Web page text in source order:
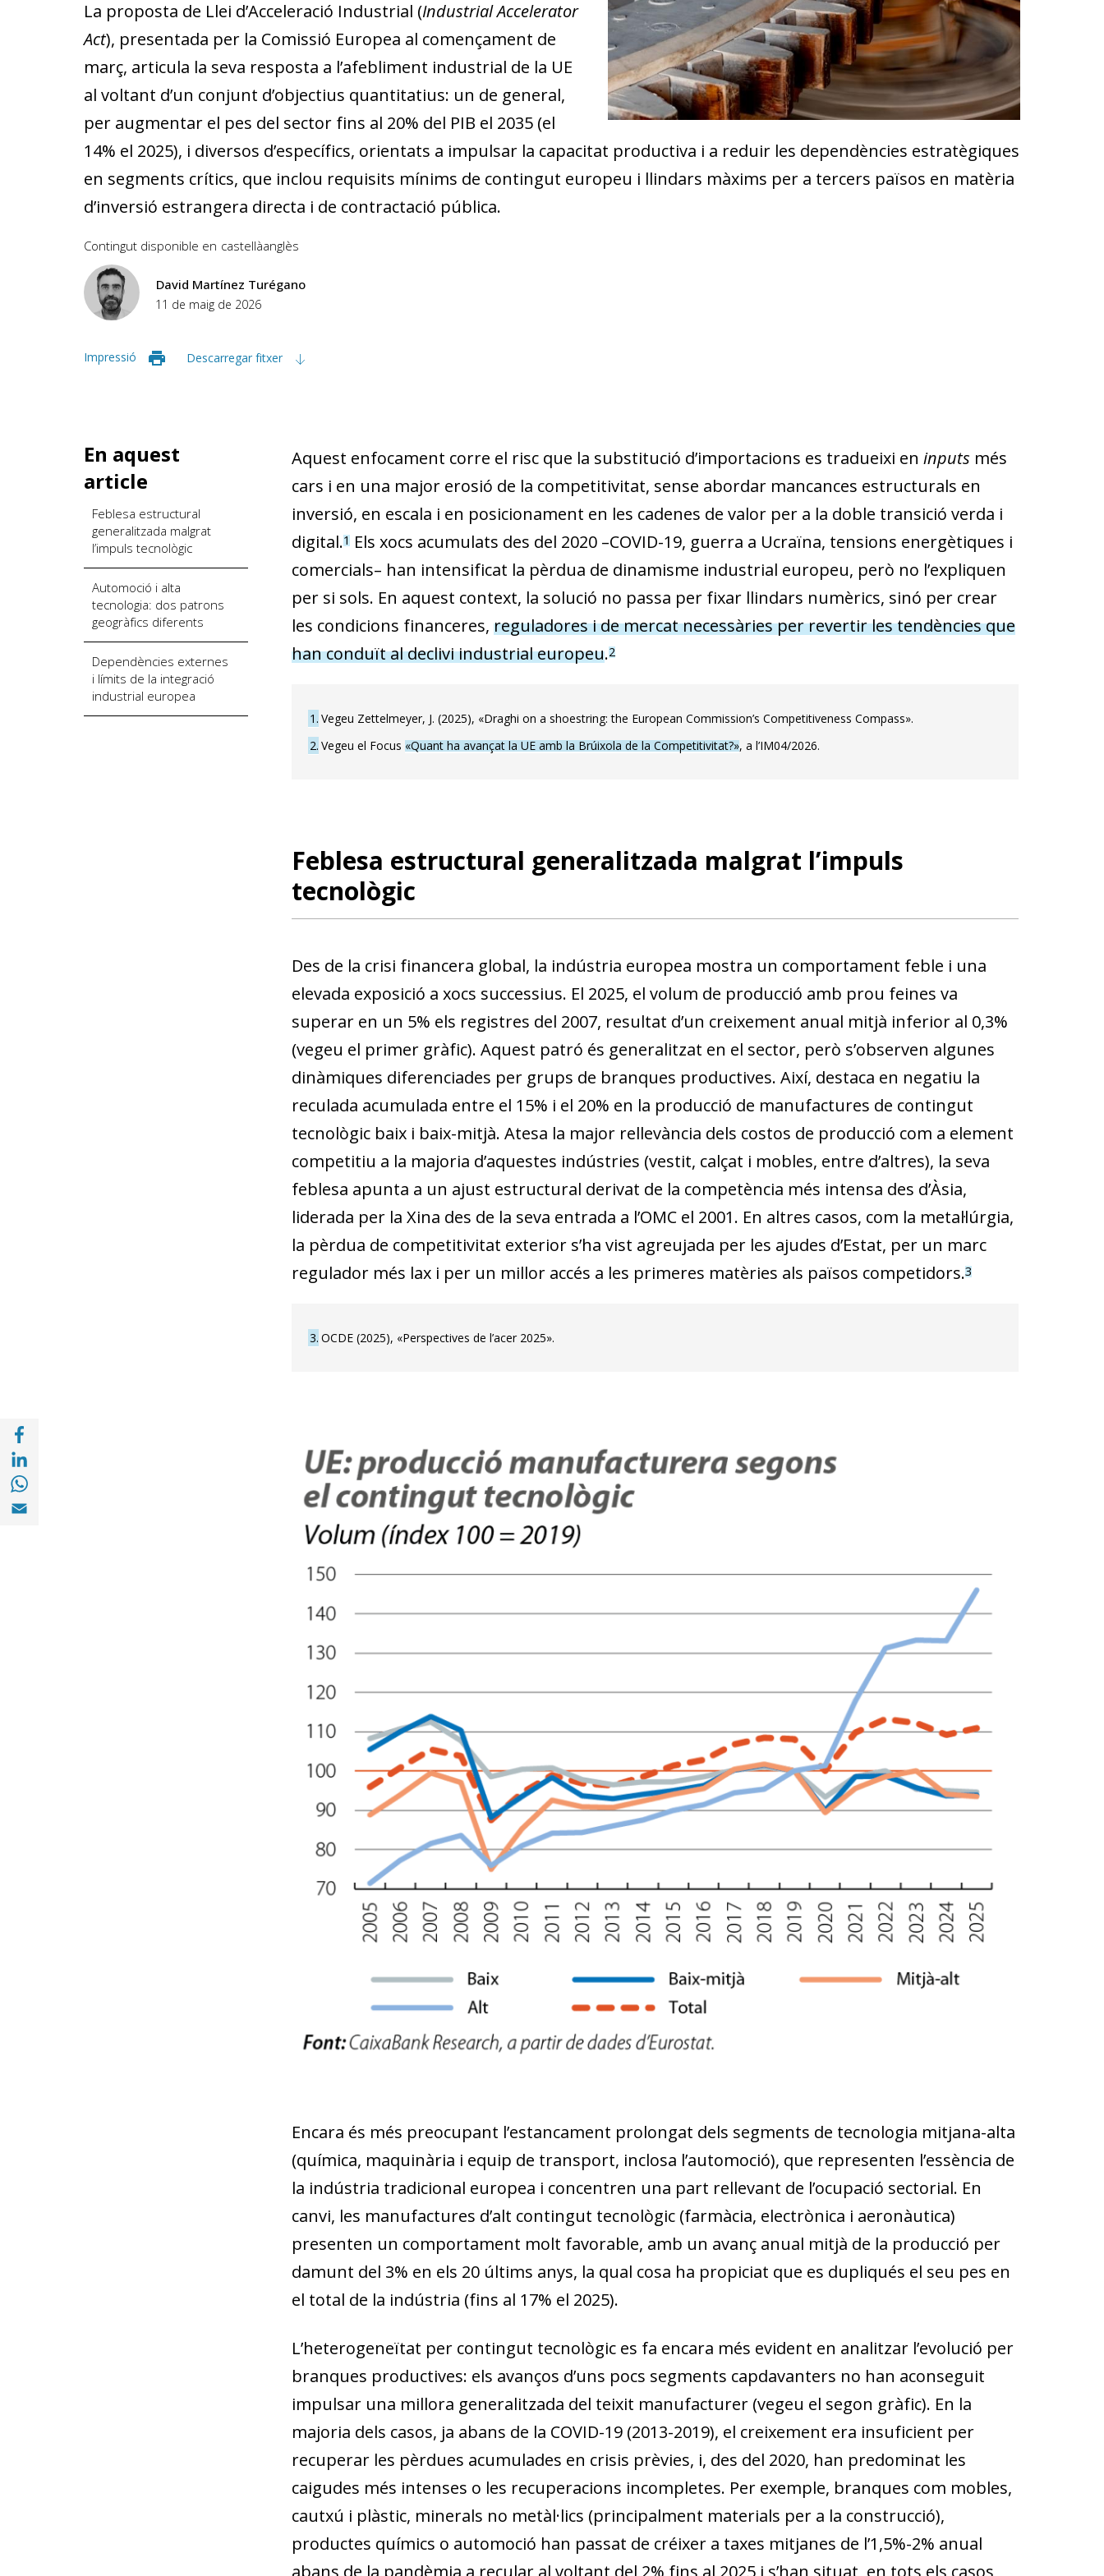
La proposta de Llei d’Acceleració Industrial (Industrial Accelerator
Act), presentada per la Comissió Europea al començament de
març, articula la seva resposta a l’afebliment industrial de la UE
al voltant d’un conjunt d’objectius quantitatius: un de general,
per augmentar el pes del sector fins al 20% del PIB el 2035 (el
14% el 2025), i diversos d’específics, orientats a impulsar la capacitat productiva i a reduir les dependències estratègiques
en segments crítics, que inclou requisits mínims de contingut europeu i llindars màxims per a tercers països en matèria
d’inversió estrangera directa i de contractació pública.
Contingut disponible en castellàanglès
David Martínez Turégano
11 de maig de 2026
Impressió Descarregar fitxer
Compartir a with Linkedin (opens in a new window)
Compartir a with Whatsapp (opens in a new window)
Compartir a Email (opens in a new window)
En aquest
article
Feblesa estructural
generalitzada malgrat
l’impuls tecnològic
Automoció i alta
tecnologia: dos patrons
geogràfics diferents
Dependències externes
i límits de la integració
industrial europea
Aquest enfocament corre el risc que la substitució d’importacions es tradueixi en inputs més
cars i en una major erosió de la competitivitat, sense abordar mancances estructurals en
inversió, en escala i en posicionament en les cadenes de valor per a la doble transició verda i
digital.1Els xocs acumulats des del 2020 –COVID-19, guerra a Ucraïna, tensions energètiques i
comercials– han intensificat la pèrdua de dinamisme industrial europeu, però no l’expliquen
per si sols. En aquest context, la solució no passa per fixar llindars numèrics, sinó per crear
les condicions financeres, reguladores i de mercat necessàries per revertir les tendències que
han conduït al declivi industrial europeu.2
1 Vegeu Zettelmeyer, J. (2025), «Draghi on a shoestring: the European Commission’s Competitiveness Compass».
2 Vegeu el Focus «Quant ha avançat la UE amb la Brúixola de la Competitivitat?», a l’IM04/2026.
Feblesa estructural generalitzada malgrat l’impuls
tecnològic
Des de la crisi financera global, la indústria europea mostra un comportament feble i una
elevada exposició a xocs successius. El 2025, el volum de producció amb prou feines va
superar en un 5% els registres del 2007, resultat d’un creixement anual mitjà inferior al 0,3%
(vegeu el primer gràfic). Aquest patró és generalitzat en el sector, però s’observen algunes
dinàmiques diferenciades per grups de branques productives. Així, destaca en negatiu la
reculada acumulada entre el 15% i el 20% en la producció de manufactures de contingut
tecnològic baix i baix-mitjà. Atesa la major rellevància dels costos de producció com a element
competitiu a la majoria d’aquestes indústries (vestit, calçat i mobles, entre d’altres), la seva
feblesa apunta a un ajust estructural derivat de la competència més intensa des d’Àsia,
liderada per la Xina des de la seva entrada a l’OMC el 2001. En altres casos, com la metal·lúrgia,
la pèrdua de competitivitat exterior s’ha vist agreujada per les ajudes d’Estat, per un marc
regulador més lax i per un millor accés a les primeres matèries als països competidors.3
3 OCDE (2025), «Perspectives de l’acer 2025».
Encara és més preocupant l’estancament prolongat dels segments de tecnologia mitjana-alta
(química, maquinària i equip de transport, inclosa l’automoció), que representen l’essència de
la indústria tradicional europea i concentren una part rellevant de l’ocupació sectorial. En
canvi, les manufactures d’alt contingut tecnològic (farmàcia, electrònica i aeronàutica)
presenten un comportament molt favorable, amb un avanç anual mitjà de la producció per
damunt del 3% en els 20 últims anys, la qual cosa ha propiciat que es dupliqués el seu pes en
el total de la indústria (fins al 17% el 2025).
L’heterogeneïtat per contingut tecnològic es fa encara més evident en analitzar l’evolució per
branques productives: els avanços d’uns pocs segments capdavanters no han aconseguit
impulsar una millora generalitzada del teixit manufacturer (vegeu el segon gràfic). En la
majoria dels casos, ja abans de la COVID-19 (2013-2019), el creixement era insuficient per
recuperar les pèrdues acumulades en crisis prèvies, i, des del 2020, han predominat les
caigudes més intenses o les recuperacions incompletes. Per exemple, branques com mobles,
cautxú i plàstic, minerals no metàl·lics (principalment materials per a la construcció),
productes químics o automoció han passat de créixer a taxes mitjanes de l’1,5%-2% anual
abans de la pandèmia a recular al voltant del 2% fins al 2025 i s’han situat, en tots els casos,